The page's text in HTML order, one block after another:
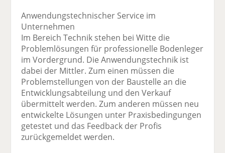
Anwendungstechnischer Service im
Unternehmen
Im Bereich Technik stehen bei Witte die
Problemlösungen für professionelle Bodenleger
im Vordergrund. Die Anwendungstechnik ist
dabei der Mittler. Zum einen müssen die
Problemstellungen von der Baustelle an die
Entwicklungsabteilung und den Verkauf
übermittelt werden. Zum anderen müssen neu
entwickelte Lösungen unter Praxisbedingungen
getestet und das Feedback der Profis
zurückgemeldet werden.